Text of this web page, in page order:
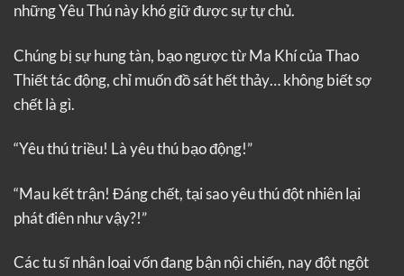
những Yêu Thú này khó giữ được sự tự chủ.
Chúng bị sự hung tàn, bạo ngược từ Ma Khí của Thao
Thiết tác động, chỉ muốn đồ sát hết thảy… không biết sợ
chết là gì.
“Yêu thú triều! Là yêu thú bạo động!”
“Mau kết trận! Đáng chết, tại sao yêu thú đột nhiên lại
phát điên như vậy?!”
Các tu sĩ nhân loại vốn đang bận nội chiến, nay đột ngột